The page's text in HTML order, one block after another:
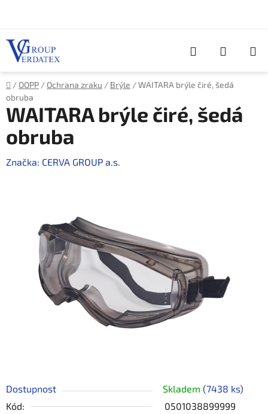
Hledat
KOŠÍK
Domů
/ OOPP / Ochrana zraku / Brýle /WAITARA brýle čiré, šedá
obruba
Dostupnost Skladem (7438 ks)
Kód:
0501038899999
WAITARA brýle čiré, šedá
obruba
Značka: CERVA GROUP a.s.